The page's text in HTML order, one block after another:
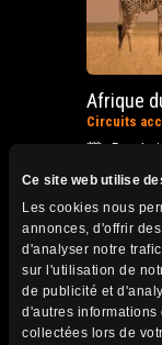
Ce site web utilise
Les cookies nous
annonces, d'offrir
d'analyser notre
sur l'utilisation de
de publicité et
d'autres
collectées lors de
Afrique
Circuits